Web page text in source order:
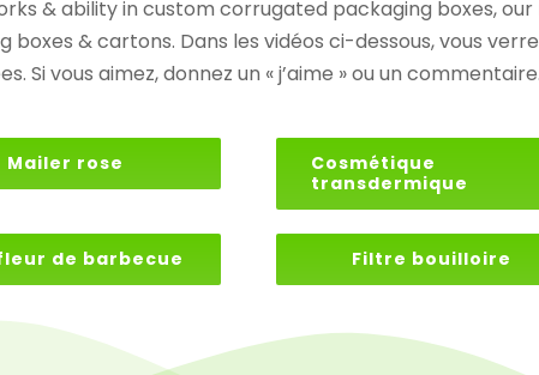
& ability in custom corrugated packaging boxes,
& cartons. Dans les vidéos ci-dessous, vous
vous aimez, donnez un « j’aime » ou un commentaire.
Mailer rose
Cosmétique
transdermique
de barbecue Filtre bouilloire